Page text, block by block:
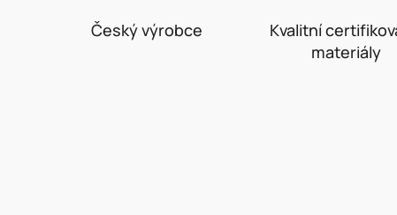
Český výrobce
Kvalitní
materiály